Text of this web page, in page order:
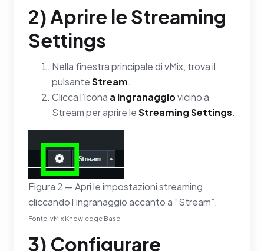
2) Aprire le Streaming
Settings
Nella finestra principale di vMix, trova il
pulsanteStream.
Clicca l’icona a ingranaggiovicino a
Stream per aprire leStreaming Settings.
Figura 2 — Apri le impostazioni streaming
cliccando l’ingranaggio accanto a “Stream”.
Fonte: vMix Knowledge Base.
3) Configurare